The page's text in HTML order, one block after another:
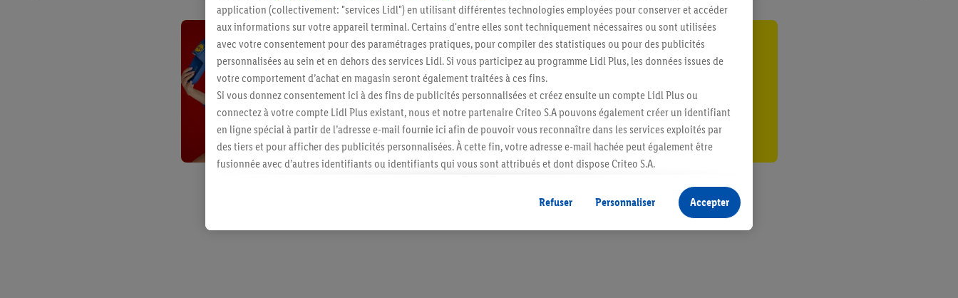
Restez au courant
Abonnez-vous à la newsletter
S'abonner
application (collectivement: "services Lidl") en utilisant différentes technologies employées pour conserver et accéder
aux informations sur votre appareil terminal. Certains d'entre elles sont techniquement nécessaires ou sont utilisées
avec votre consentement pour des paramétrages pratiques, pour compiler des statistiques ou pour des publicités
personnalisées au sein et en dehors des services Lidl. Si vous participez au programme Lidl Plus, les données issues de
votre comportement d’achat en magasin seront également traitées à ces fins.
Si vous donnez consentement ici à des fins de publicités personnalisées et créez ensuite un compte Lidl Plus ou
connectez à votre compte Lidl Plus existant, nous et notre partenaire Criteo S.A pouvons également créer un identifiant
en ligne spécial à partir de l’adresse e-mail fournie ici afin de pouvoir vous reconnaître dans les services exploités par
des tiers et pour afficher des publicités personnalisées. À cette fin, votre adresse e-mail hachée peut également être
fusionnée avec d’autres identifiants ou identifiants qui vous sont attribués et dont dispose Criteo S.A.
vous avez montré de l’intérêt (par exemple en plaçant le produit dans un panier d’un webshop mais sans procéder à
l’achat) peuvent également être affichées sur plusieurs apppareils et plusieurs services de Lidl si plusieurs terminaux ou
plusieurs services de Lidl peuvent vous être attribués en utilisant votre adresse e-mail hachée et, le cas échéant, d’autres
Refuser Personnaliser Accepter